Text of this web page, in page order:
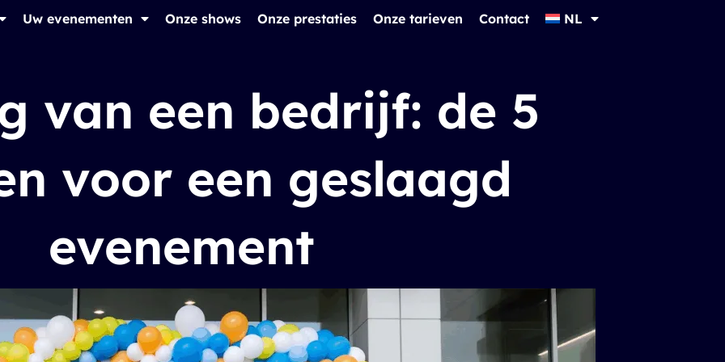
Uw evenementen Onze shows Onze prestaties Onze tarieven Contact NL
van een bedrijf: de 5
voor een geslaagd
evenement